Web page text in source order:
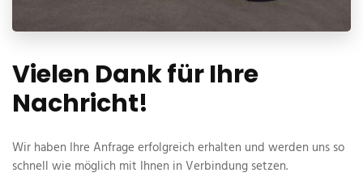
Vielen Dank für Ihre
Nachricht!
Wir haben Ihre Anfrage erfolgreich erhalten und werden uns so
schnell wie möglich mit Ihnen in Verbindung setzen.